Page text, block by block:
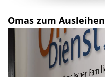
Omas zum Ausleihen